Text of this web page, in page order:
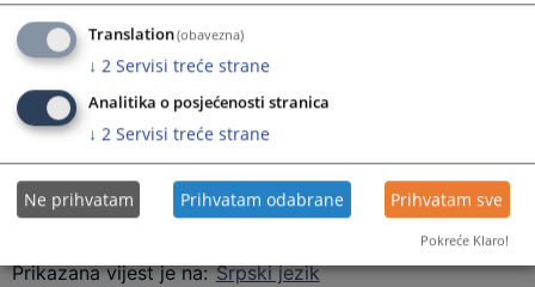
U prilogu ove vijesti se nalazi dio optužnice koja sadrži osnovne
informacije.
Napomena:
pravosnažnom presudom ne utvrdi njegova krivica (član 3. stav 1. ZKP
RS)“
Prikazana vijest je na: Srpski jezik
Translation(obavezna)
↓ 2 Servisi treće strane
Analitika o posjećenosti stranica
↓ 2 Servisi treće strane
Ne prihvatam Prihvatam odabrane Prihvatam sve
Pokreće Klaro!